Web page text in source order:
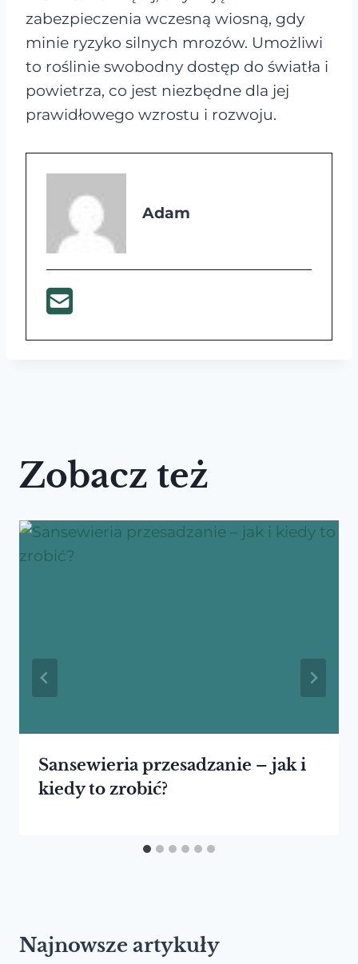
zabezpieczenia wczesną wiosną, gdy
minie ryzyko silnych mrozów. Umożliwi
to roślinie swobodny dostęp do światła i
powietrza, co jest niezbędne dla jej
prawidłowego wzrostu i rozwoju.
Adam
Zobacz też
Sansewieria przesadzanie – jak i
kiedy to zrobić?
Najnowsze artykuły